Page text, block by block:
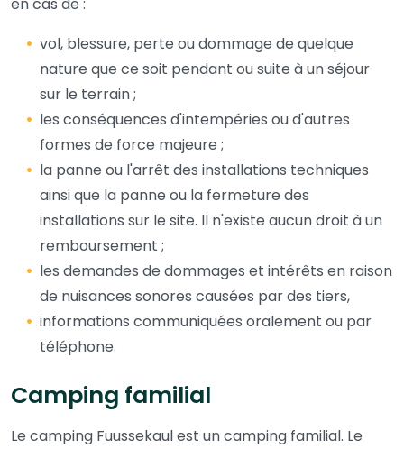
vol, blessure, perte ou dommage de quelque
nature que ce soit pendant ou suite à un séjour
sur le terrain ;
les conséquences d'intempéries ou d'autres
formes de force majeure ;
la panne ou l'arrêt des installations techniques
ainsi que la panne ou la fermeture des
installations sur le site. Il n'existe aucun droit à un
remboursement ;
les demandes de dommages et intérêts en raison
de nuisances sonores causées par des tiers,
informations communiquées oralement ou par
téléphone.
Camping familial
Le camping Fuussekaul est un camping familial. Le